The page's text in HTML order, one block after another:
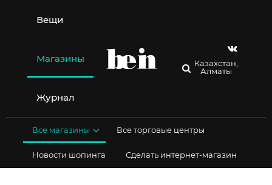
содержимому
Вещи
Магазины
Журнал
Казахстан,
Алматы
Все магазины Все торговые центры
Новости шопинга Сделать интернет-магазин